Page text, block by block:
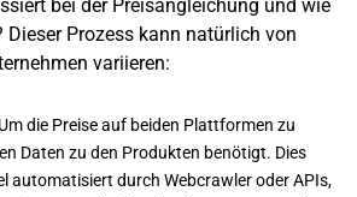
bei der Preisangleichung und wie
Prozess kann natürlich von
variieren:
die Preise auf beiden Plattformen zu
Daten zu den Produkten benötigt. Dies
automatisiert durch Webcrawler oder APIs,